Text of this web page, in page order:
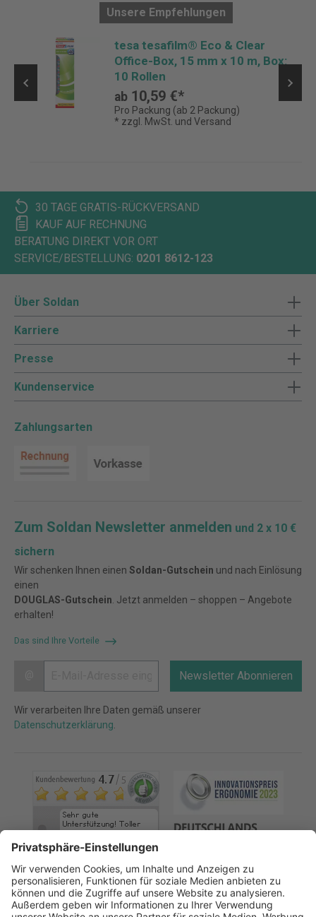
Unsere Empfehlungen
tesa tesafilm® Eco & Clear
Office-Box, 15 mm x 10 m, Box:
10 Rollen
ab 10,59 €*
Pro Packung (ab 2 Packung)
* zzgl. MwSt. und Versand
30 TAGE GRATIS-RÜCKVERSAND
KAUF AUF RECHNUNG
BERATUNG DIREKT VOR ORT
SERVICE/BESTELLUNG: 0201 8612-123
Über Soldan
Karriere
Presse
Kundenservice
Zahlungsarten
Zum Soldan Newsletter anmelden und 2 x 10 €
sichern
Wir schenken Ihnen einen Soldan-Gutschein und nach Einlösung
einen
DOUGLAS-Gutschein . Jetzt anmelden – shoppen – Angebote
erhalten!
Das sind Ihre Vorteile
Newsletter Abonnieren
Wir verarbeiten Ihre Daten gemäß unserer
Datenschutzerklärung